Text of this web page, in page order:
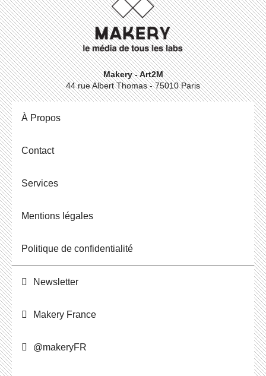
Makery - Art2M
44 rue Albert Thomas - 75010 Paris
À Propos
Contact
Ser­vices
Men­tions légales
Po­li­tique de confidentialité
News­let­ter
Makery France
@ma­ke­ryFR